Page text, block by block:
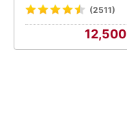
(2511)
12,500